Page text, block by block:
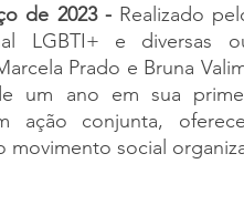
de 2023 - Realizado
LGBTI+ e diversas
Prado e Bruna
um ano em sua
ação conjunta,
movimento social